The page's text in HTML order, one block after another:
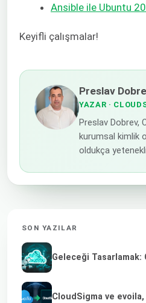
Ansible ile Ubuntu
Keyifli çalışmalar!
Preslav
YAZAR ·
Preslav Dobrev,
kurumsal kimlik
oldukça
SON YAZILAR
Geleceği
CloudSigma ve